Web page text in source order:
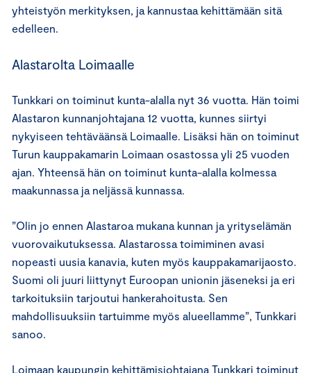
yhteistyön merkityksen, ja kannustaa kehittämään sitä
edelleen.
Alastarolta Loimaalle
Tunkkari on toiminut kunta-alalla nyt 36 vuotta. Hän toimi
Alastaron kunnanjohtajana 12 vuotta, kunnes siirtyi
nykyiseen tehtäväänsä Loimaalle. Lisäksi hän on toiminut
Turun kauppakamarin Loimaan osastossa yli 25 vuoden
ajan. Yhteensä hän on toiminut kunta-alalla kolmessa
maakunnassa ja neljässä kunnassa.
”Olin jo ennen Alastaroa mukana kunnan ja yrityselämän
vuorovaikutuksessa. Alastarossa toimiminen avasi
nopeasti uusia kanavia, kuten myös kauppakamarijaosto.
Suomi oli juuri liittynyt Euroopan unionin jäseneksi ja eri
tarkoituksiin tarjoutui hankerahoitusta. Sen
mahdollisuuksiin tartuimme myös alueellamme”, Tunkkari
sanoo.
Loimaan kaupungin kehittämisjohtajana Tunkkari toiminut